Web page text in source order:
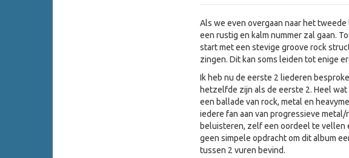
Als we even overgaan naar het tweede
een rustig en kalm nummer zal gaan.
start met een stevige groove rock
zingen. Dit kan soms leiden tot enige
Ik heb nu de eerste 2 liederen
hetzelfde zijn als de eerste 2. Heel
een ballade van rock, metal en
iedere fan aan van progressieve
beluisteren, zelf een oordeel te
geen simpele opdracht om dit album
tussen 2 vuren bevind.